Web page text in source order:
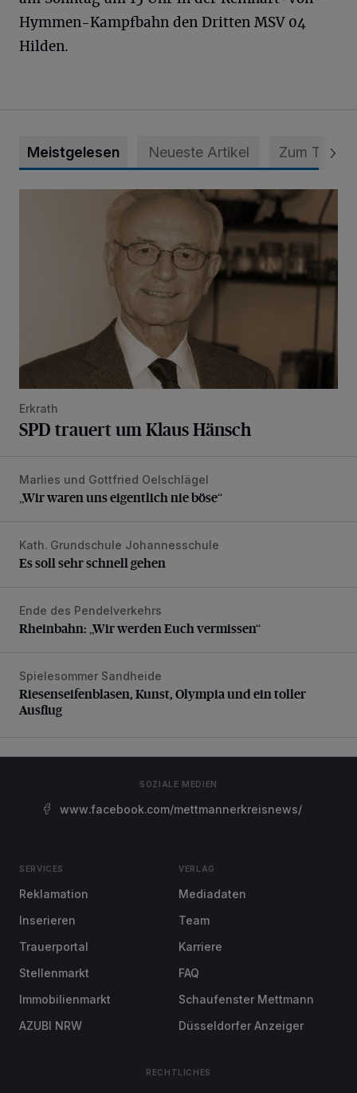
Hymmen-Kampfbahn den Dritten MSV 04
Hilden.
Meistgelesen Neueste Artikel Zum Thema
SPD trauert um Klaus Hänsch
Erkrath
SPD trauert um Klaus Hänsch
„Wir waren uns eigentlich nie böse“
Marlies und Gottfried Oelschlägel
„Wir waren uns eigentlich nie böse“
Es soll sehr schnell gehen
Kath. Grundschule Johannesschule
Es soll sehr schnell gehen
Rheinbahn: „Wir werden Euch vermissen“
Ende des Pendelverkehrs
Rheinbahn: „Wir werden Euch vermissen“
Riesenseifenblasen, Kunst, Olympia und ein toller Ausflug
Spielesommer Sandheide
Riesenseifenblasen, Kunst, Olympia und ein toller
Ausflug
SOZIALE MEDIEN
www.facebook.com/mettmannerkreisnews/
SERVICES
Reklamation
Inserieren
Trauerportal
Stellenmarkt
Immobilienmarkt
AZUBI NRW
VERLAG
Mediadaten
Team
Karriere
FAQ
Schaufenster Mettmann
Düsseldorfer Anzeiger
RECHTLICHES